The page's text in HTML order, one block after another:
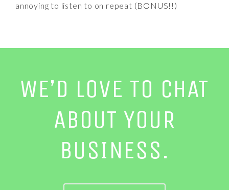
annoying to listen to on repeat (BONUS!!)
WE’D LOVE TO CHAT
ABOUT YOUR
BUSINESS.